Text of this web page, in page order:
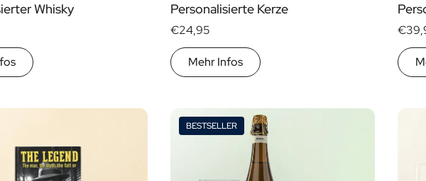
Whisky Personalisierte Kerze
€24,95
Mehr Infos
BESTSELLER